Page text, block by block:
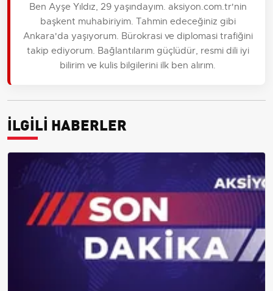
Ben Ayşe Yıldız, 29 yaşındayım. aksiyon.com.tr'nin
başkent muhabiriyim. Tahmin edeceğiniz gibi
Ankara'da yaşıyorum. Bürokrasi ve diplomasi trafiğini
takip ediyorum. Bağlantılarım güçlüdür, resmi dili iyi
bilirim ve kulis bilgilerini ilk ben alırım.
İLGİLİ HABERLER